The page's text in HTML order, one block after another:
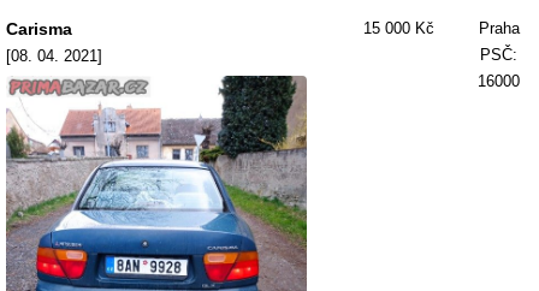
Carisma
[08. 04. 2021]
15 000 Kč
Praha
PSČ:
16000